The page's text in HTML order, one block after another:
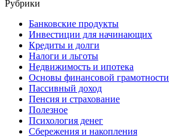
Рубрики
Банковские продукты
Инвестиции для начинающих
Кредиты и долги
Налоги и льготы
Недвижимость и ипотека
Основы финансовой грамотности
Пассивный доход
Пенсия и страхование
Полезное
Психология денег
Сбережения и накопления